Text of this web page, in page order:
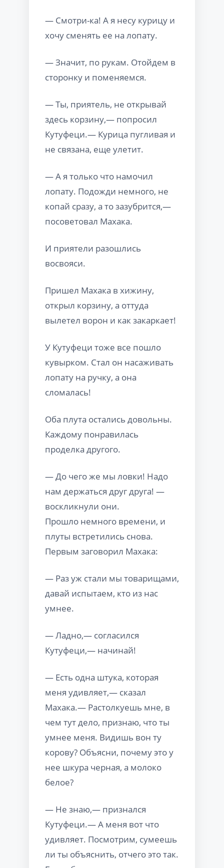
— Смотри-ка! А я несу курицу и
хочу сменять ее на лопату.
— Значит, по рукам. Отойдем в
сторонку и поменяемся.
— Ты, приятель, не открывай
здесь корзину,— попросил
Кутуфеци.— Курица пугливая и
не связана, еще улетит.
— А я только что намочил
лопату. Подожди немного, не
копай сразу, а то зазубрится,—
посоветовал Махака.
И приятели разошлись
восвояси.
Пришел Махака в хижину,
открыл корзину, а оттуда
вылетел ворон и как закаркает!
У Кутуфеци тоже все пошло
кувырком. Стал он насаживать
лопату на ручку, а она
сломалась!
Оба плута остались довольны.
Каждому понравилась
проделка другого.
— До чего же мы ловки! Надо
нам держаться друг друга! —
воскликнули они.
Прошло немного времени, и
плуты встретились снова.
Первым заговорил Махака:
— Раз уж стали мы товарищами,
давай испытаем, кто из нас
умнее.
— Ладно,— согласился
Кутуфеци,— начинай!
— Есть одна штука, которая
меня удивляет,— сказал
Махака.— Растолкуешь мне, в
чем тут дело, признаю, что ты
умнее меня. Видишь вон ту
корову? Объясни, почему это у
нее шкура черная, а молоко
белое?
— Не знаю,— признался
Кутуфеци.— А меня вот что
удивляет. Посмотрим, сумеешь
ли ты объяснить, отчего это так.